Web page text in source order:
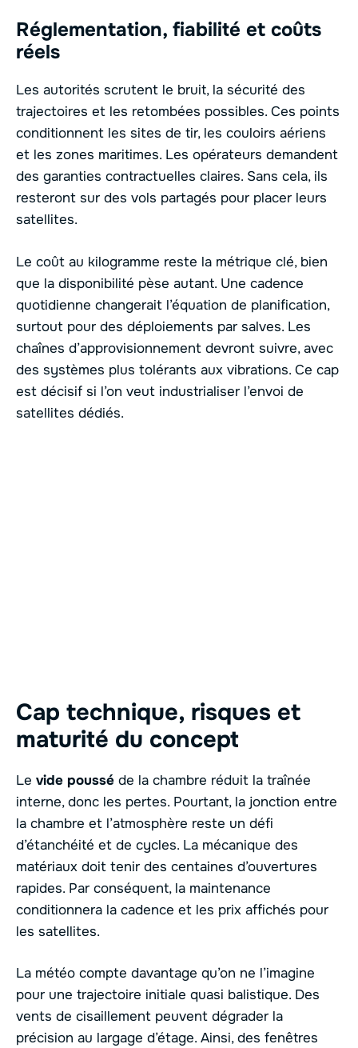
Réglementation, fiabilité et coûts
réels
Les autorités scrutent le bruit, la sécurité des
trajectoires et les retombées possibles. Ces points
conditionnent les sites de tir, les couloirs aériens
et les zones maritimes. Les opérateurs demandent
des garanties contractuelles claires. Sans cela, ils
resteront sur des vols partagés pour placer leurs
satellites.
Le coût au kilogramme reste la métrique clé, bien
que la disponibilité pèse autant. Une cadence
quotidienne changerait l’équation de planification,
surtout pour des déploiements par salves. Les
chaînes d’approvisionnement devront suivre, avec
des systèmes plus tolérants aux vibrations. Ce cap
est décisif si l’on veut industrialiser l’envoi de
satellites dédiés.
Cap technique, risques et
maturité du concept
Le vide poussé de la chambre réduit la traînée
interne, donc les pertes. Pourtant, la jonction entre
la chambre et l’atmosphère reste un défi
d’étanchéité et de cycles. La mécanique des
matériaux doit tenir des centaines d’ouvertures
rapides. Par conséquent, la maintenance
conditionnera la cadence et les prix affichés pour
les satellites.
La météo compte davantage qu’on ne l’imagine
pour une trajectoire initiale quasi balistique. Des
vents de cisaillement peuvent dégrader la
précision au largage d’étage. Ainsi, des fenêtres